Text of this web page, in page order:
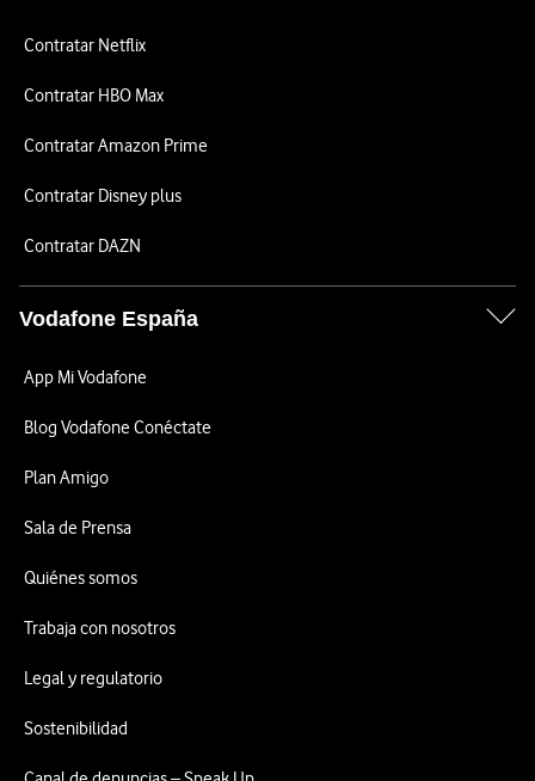
Contratar Netflix
Contratar HBO Max
Contratar Amazon Prime
Contratar Disney plus
Contratar DAZN
Vodafone España
App Mi Vodafone
Blog Vodafone Conéctate
Plan Amigo
Sala de Prensa
Quiénes somos
Trabaja con nosotros
Legal y regulatorio
Sostenibilidad